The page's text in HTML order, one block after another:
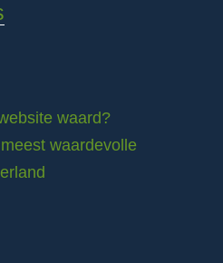
waard?
waardevolle